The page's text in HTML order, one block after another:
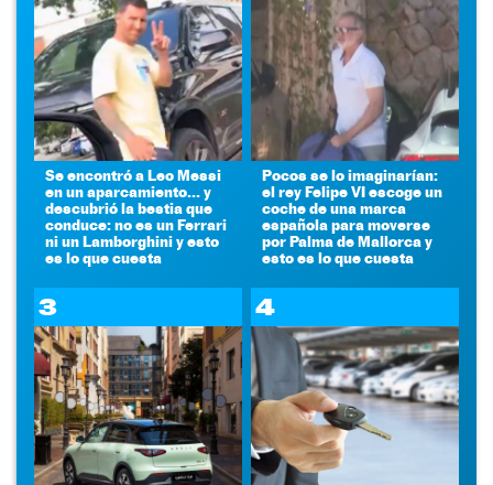
Se encontró a Leo Messi
en un aparcamiento... y
descubrió la bestia que
conduce: no es un Ferrari
ni un Lamborghini y esto
es lo que cuesta
Pocos se lo imaginarían:
el rey Felipe VI escoge un
coche de una marca
española para moverse
por Palma de Mallorca y
esto es lo que cuesta
3 4